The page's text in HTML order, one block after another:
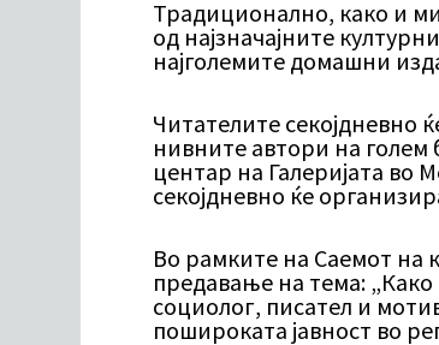
Традиционално, како и
од најзначајните
најголемите домашни
Читателите секојдневно
нивните автори на
центар на Галеријата во
секојдневно ќе
Во рамките на Саемот на
предавање на тема:
социолог, писател и
пошироката јавност во